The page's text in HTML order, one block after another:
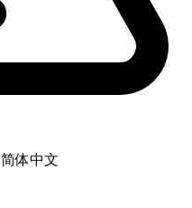
简体中文